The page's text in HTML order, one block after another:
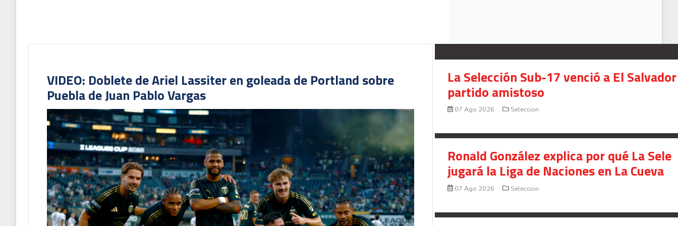
VIDEO: Doblete de Ariel Lassiter en goleada de Portland sobre
Puebla de Juan Pablo Vargas
La Selección Sub-17 venció a El
partido amistoso
07 Ago 2026 Seleccion
Ronald González explica por qué La Sele
jugará la Liga de Naciones en La Cueva
07 Ago 2026 Seleccion